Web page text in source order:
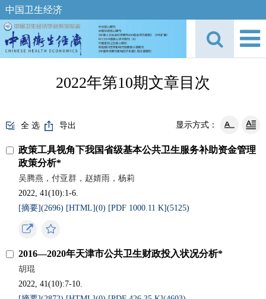
中国卫生经济
2022年第10期文章目次
全 选 导出 显示方式：
政策工具视角下我国省级基本公共卫生服务补助资金管理
政策分析*
吴腾燕，付亚群，赵婧雨，杨莉
2022, 41(10):1-6.
[摘要](2696) [HTML](0) [PDF 1000.11 K](5125)
2016—2020年天津市公共卫生财政投入状况分析*
胡琨
2022, 41(10):7-10.